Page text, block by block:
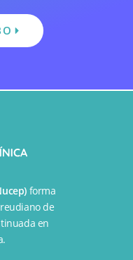
forma
de
en